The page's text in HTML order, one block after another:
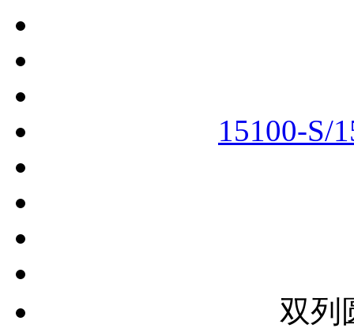
15100-S/
双列